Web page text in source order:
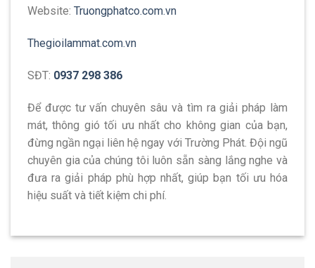
Website: Truongphatco.com.vn
Thegioilammat.com.vn
SĐT: 0937 298 386
Để được tư vấn chuyên sâu và tìm ra giải pháp làm
mát, thông gió tối ưu nhất cho không gian của bạn,
đừng ngần ngại liên hệ ngay với Trường Phát. Đội ngũ
chuyên gia của chúng tôi luôn sẵn sàng lắng nghe và
đưa ra giải pháp phù hợp nhất, giúp bạn tối ưu hóa
hiệu suất và tiết kiệm chi phí.